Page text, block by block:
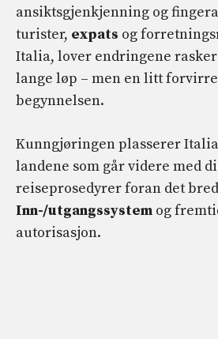
ansiktsgjenkjenning og
turister, expats og
Italia, lover endringene
lange løp – men en litt
begynnelsen.
Kunngjøringen plasserer
landene som går videre med
reiseprosedyrer foran det
Inn-/utgangssystem og
autorisasjon.